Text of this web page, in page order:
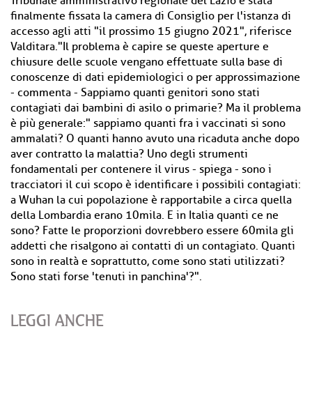
finalmente fissata la camera di Consiglio per l'istanza di
accesso agli atti "il prossimo 15 giugno 2021", riferisce
Valditara."Il problema è capire se queste aperture e
chiusure delle scuole vengano effettuate sulla base di
conoscenze di dati epidemiologici o per approssimazione
- commenta - Sappiamo quanti genitori sono stati
contagiati dai bambini di asilo o primarie? Ma il problema
è più generale:" sappiamo quanti fra i vaccinati si sono
ammalati? O quanti hanno avuto una ricaduta anche dopo
aver contratto la malattia? Uno degli strumenti
fondamentali per contenere il virus - spiega - sono i
tracciatori il cui scopo è identificare i possibili contagiati:
a Wuhan la cui popolazione è rapportabile a circa quella
della Lombardia erano 10mila. E in Italia quanti ce ne
sono? Fatte le proporzioni dovrebbero essere 60mila gli
addetti che risalgono ai contatti di un contagiato. Quanti
sono in realtà e soprattutto, come sono stati utilizzati?
Sono stati forse 'tenuti in panchina'?".
LEGGI ANCHE